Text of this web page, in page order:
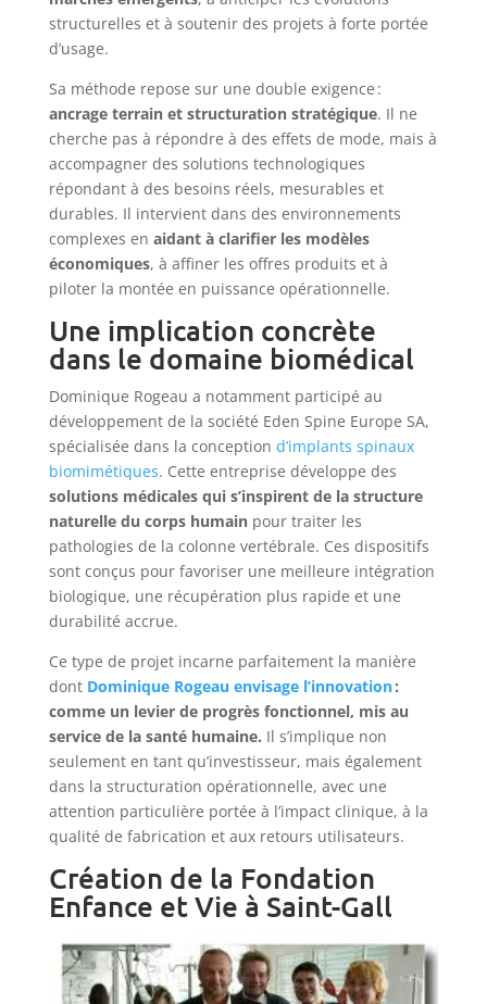
structurelles et à soutenir des projets à forte portée
d’usage.
Sa méthode repose sur une double exigence :
ancrage terrain et structuration stratégique. Il ne
cherche pas à répondre à des effets de mode, mais à
accompagner des solutions technologiques
répondant à des besoins réels, mesurables et
durables. Il intervient dans des environnements
complexes en aidant à clarifier les modèles
économiques, à affiner les offres produits et à
piloter la montée en puissance opérationnelle.
Une implication concrète
dans le domaine biomédical
Dominique Rogeau a notamment participé au
développement de la société Eden Spine Europe SA,
spécialisée dans la conception d’implants spinaux
biomimétiques. Cette entreprise développe des
solutions médicales qui s’inspirent de la structure
naturelle du corps humainpour traiter les
pathologies de la colonne vertébrale. Ces dispositifs
sont conçus pour favoriser une meilleure intégration
biologique, une récupération plus rapide et une
durabilité accrue.
Ce type de projet incarne parfaitement la manière
dont Dominique Rogeau envisage l’innovation:
comme un levier de progrès fonctionnel, mis au
service de la santé humaine. Il s’implique non
seulement en tant qu’investisseur, mais également
dans la structuration opérationnelle, avec une
attention particulière portée à l’impact clinique, à la
qualité de fabrication et aux retours utilisateurs.
Création de la Fondation
Enfance et Vie à Saint-Gall